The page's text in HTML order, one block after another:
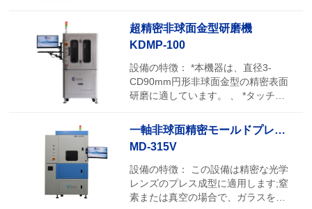
の運働コントローラに基づいて制御
システムを開発します;プログラム解
転)です。 *面形精度(p-v): 0.3µm /
70mm;表面粗さ(Ra):≦4nmです。
ンズの超精密研磨加工です；研磨材
料は銘鋼、光学ガラス、石英ガラ
ス、セラミックスなどを含みます。 *
この設備は天然花崗岩構造を採用し
て、優れた熱安定性と吸震能力を持
っています。自働調平空気隔震シス
テムを配置します;コンピュータシス
システムはPowerUMac型運働コント
ローラ開発制御システムです;プログ
0.0000001°(回転); *面形精度(p-v):
0.3µm /⌀20mm、表面粗さ(Ra):≤5nm
です
超精密非球面金型研磨機
KDMP-100
設備の特徴： *本機器は、直径3-
CD90mm円形非球面金型の精密表面
研磨に適しています。 、 *タッチパ
精度の運働制御システム直接金型の
データを導入することができます、
金型自働補正加工を実現します。 *金
型の表面に対して高精密研磨加工が
可能です。
一軸非球面精密モールドプレス機
MD-315V
設備の特徴： この設備は精密な光学
レンズのプレス成型に適用します;窒
素または真空の場合で、ガラスを加